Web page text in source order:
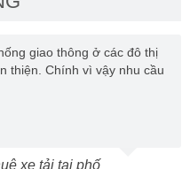
giao thông ở các đô thị
thiện. Chính vì vậy nhu cầu
xe tải tại phố